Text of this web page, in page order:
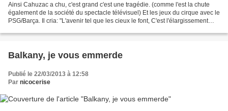
Ainsi Cahuzac a chu, c'est grand c'est une tragédie. (comme l'est la chute
également de la société du spectacle télévisuel) Et les jeux du cirque avec le
PSG/Barça. Il cria: "L'avenir tel que les cieux le font, C'est l'élargissement
Balkany, je vous emmerde
Publié le 22/03/2013 à 12:58
Par nicocerise